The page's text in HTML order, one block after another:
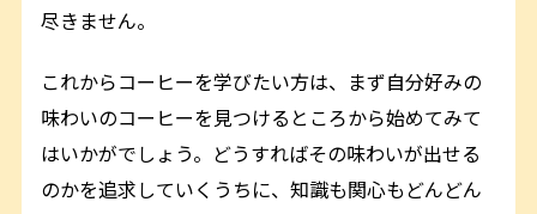
尽きません。
これからコーヒーを学びたい方は、まず自分好みの
味わいのコーヒーを見つけるところから始めてみて
はいかがでしょう。どうすればその味わいが出せる
のかを追求していくうちに、知識も関心もどんどん